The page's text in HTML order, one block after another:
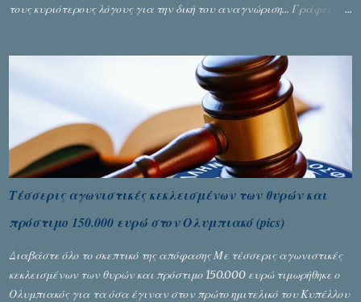
τους κυριότερους λόγους για την δική του αναγνώριση... Γράφει ο
Τέσσερις αγωνιστικές κεκλεισμένων των θυρών και
πρόστιμο 150.000 ευρώ στον Ολυμπιακό (pics)
Διαβάστε όλο το σκεπτικό της απόφασης Με τέσσερις αγωνιστικές
κεκλεισμένων των θυρών και πρόστιμο 150.000 ευρώ τιμωρήθηκε ο
Ολυμπιακός για τα όσα έγιναν στον πρώτο ημιτελικό του Κυπέλλου